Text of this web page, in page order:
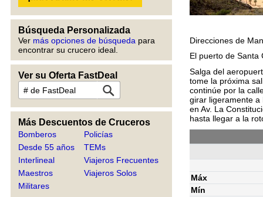
Búsqueda Personalizada
Ver más opciones de búsqueda para
encontrar su crucero ideal.
Ver su Oferta FastDeal
Más Descuentos de Cruceros
Bomberos
Desde 55 años
Interlineal
Maestros
Militares
Policías
TEMs
Viajeros Frecuentes
Viajeros Solos
Direcciones de
El puerto de Santa
Salga del
tome la próxima
continúe por la
girar ligeramente a
en Av. La
hasta llegar a la
Máx
Mín